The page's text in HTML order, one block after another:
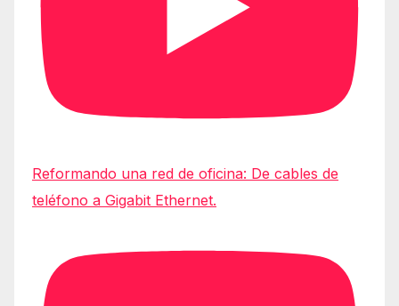
Reformando una red de oficina: De cables de
teléfono a Gigabit Ethernet.